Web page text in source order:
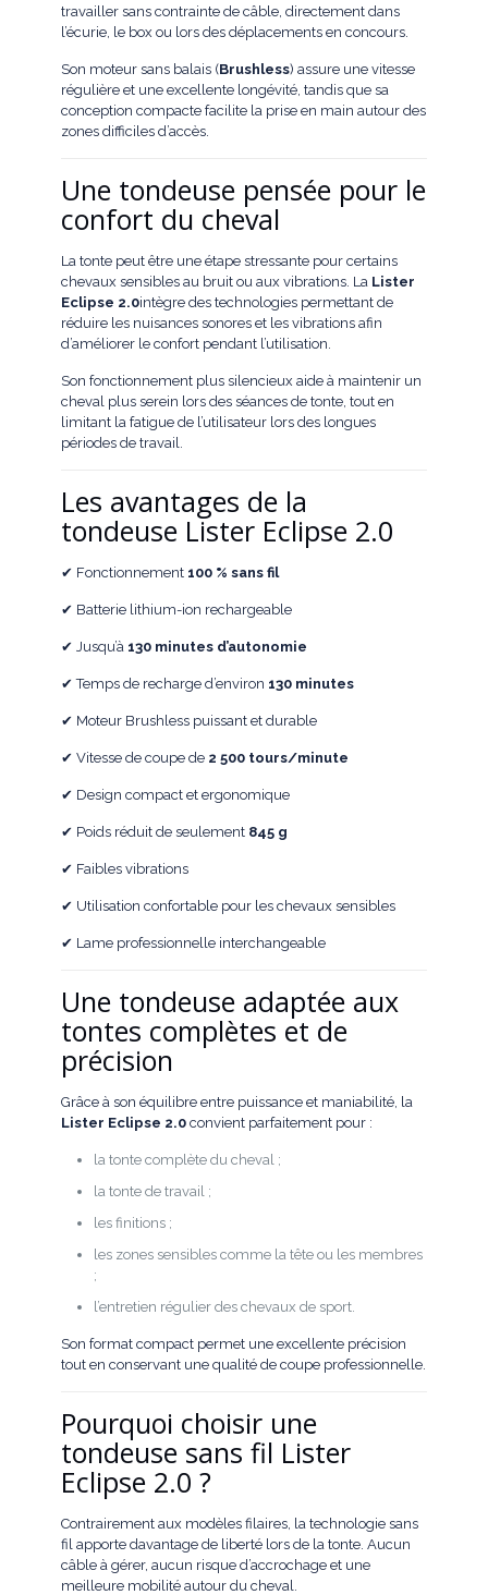
travailler sans contrainte de câble, directement dans
l’écurie, le box ou lors des déplacements en concours.
Son moteur sans balais (Brushless) assure une vitesse
régulière et une excellente longévité, tandis que sa
conception compacte facilite la prise en main autour des
zones difficiles d’accès.
Une tondeuse pensée pour le
confort du cheval
La tonte peut être une étape stressante pour certains
chevaux sensibles au bruit ou aux vibrations. La Lister
Eclipse 2.0intègre des technologies permettant de
réduire les nuisances sonores et les vibrations afin
d’améliorer le confort pendant l’utilisation.
Son fonctionnement plus silencieux aide à maintenir un
cheval plus serein lors des séances de tonte, tout en
limitant la fatigue de l’utilisateur lors des longues
périodes de travail.
Les avantages de la
tondeuse Lister Eclipse 2.0
✔ Fonctionnement 100 % sans fil
✔ Batterie lithium-ion rechargeable
✔ Jusqu’à 130 minutes d’autonomie
✔ Temps de recharge d’environ 130 minutes
✔ Moteur Brushless puissant et durable
✔ Vitesse de coupe de 2 500 tours/minute
✔ Design compact et ergonomique
✔ Poids réduit de seulement 845 g
✔ Faibles vibrations
✔ Utilisation confortable pour les chevaux sensibles
✔ Lame professionnelle interchangeable
Une tondeuse adaptée aux
tontes complètes et de
précision
Grâce à son équilibre entre puissance et maniabilité, la
Lister Eclipse 2.0 convient parfaitement pour :
la tonte complète du cheval ;
la tonte de travail ;
les finitions ;
les zones sensibles comme la tête ou les membres
;
l’entretien régulier des chevaux de sport.
Son format compact permet une excellente précision
tout en conservant une qualité de coupe professionnelle.
Pourquoi choisir une
tondeuse sans fil Lister
Eclipse 2.0 ?
Contrairement aux modèles filaires, la technologie sans
fil apporte davantage de liberté lors de la tonte. Aucun
câble à gérer, aucun risque d’accrochage et une
meilleure mobilité autour du cheval.